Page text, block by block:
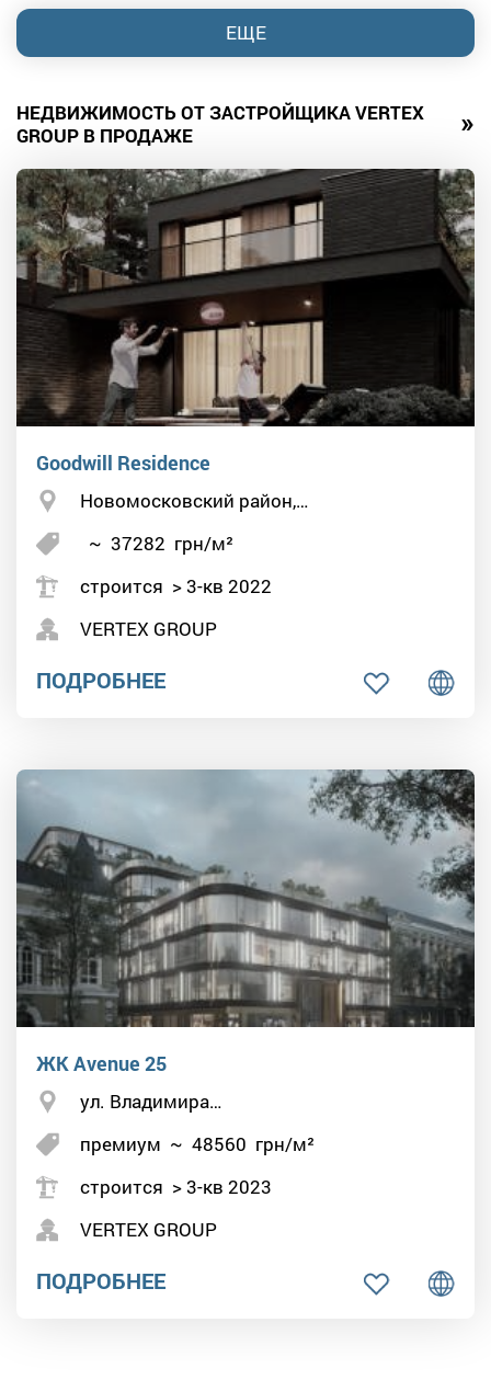
ЕЩЕ
НЕДВИЖИМОСТЬ ОТ ЗАСТРОЙЩИКА VERTEX
GROUP В ПРОДАЖЕ
»
Goodwill Residence
Новомосковский район,…
~ 37282 грн/м²
строится > 3-кв 2022
VERTEX GROUP
ПОДРОБНЕЕ
ЖК Avenue 25
ул. Владимира…
премиум ~ 48560 грн/м²
строится > 3-кв 2023
VERTEX GROUP
ПОДРОБНЕЕ